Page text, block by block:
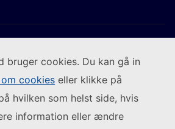
bruger cookies. Du kan gå in
cookies eller klikke på
hvilken som helst side, hvis
information eller ændre
link)